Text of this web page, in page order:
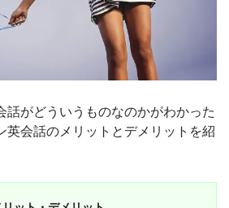
話がどういうものなのかがわかった
英会話のメリットとデメリットを紹